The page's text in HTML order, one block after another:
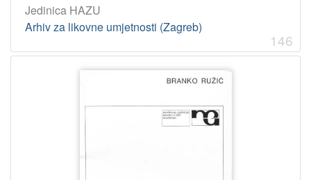
Jedinica HAZU
Arhiv za likovne umjetnosti (Zagreb)
146